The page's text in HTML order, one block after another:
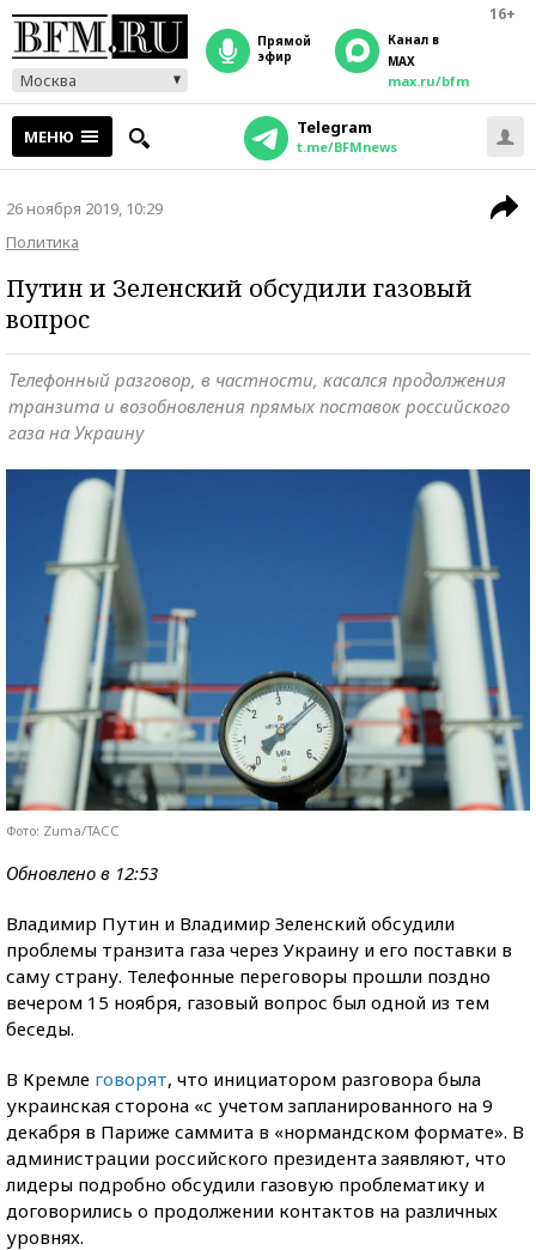
16+
Москва
прямой
эфир
Канал в
MAX
max.ru/bfm
МЕНЮ Telegram
t.me/BFMnews
26 ноября 2019, 10:29
Политика
Путин и Зеленский обсудили газовый
вопрос
Телефонный разговор, в частности, касался продолжения
транзита и возобновления прямых поставок российского
газа на Украину
Фото: Zuma/ТАСС
Обновлено в 12:53
Владимир Путин и Владимир Зеленский обсудили
проблемы транзита газа через Украину и его поставки в
саму страну. Телефонные переговоры прошли поздно
вечером 15 ноября, газовый вопрос был одной из тем
беседы.
В Кремле говорят, что инициатором разговора была
украинская сторона «с учетом запланированного на 9
декабря в Париже саммита в «нормандском формате». В
администрации российского президента заявляют, что
лидеры подробно обсудили газовую проблематику и
договорились о продолжении контактов на различных
уровнях.